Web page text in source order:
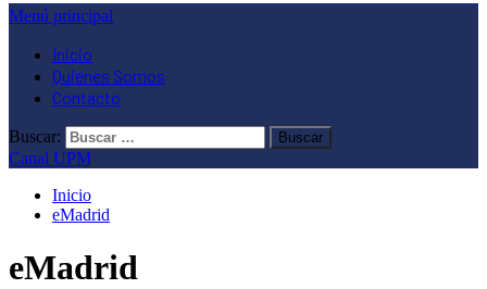
Menú principal
Inicio
Quienes Somos
Contacto
Buscar:
Canal UPM
Inicio
eMadrid
eMadrid